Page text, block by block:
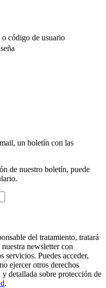
código de usuario
un boletín con las
de nuestro boletín, puede
del tratamiento, tratará
newsletter con
servicios. Puedes acceder,
ejercer otros derechos
detallada sobre protección de
.